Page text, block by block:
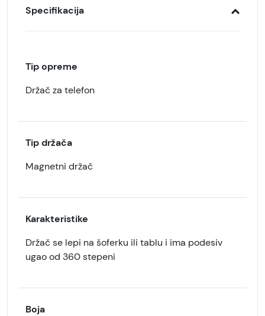
Specifikacija
Tip opreme
Držač za telefon
Tip držača
Magnetni držač
Karakteristike
Držač se lepi na šoferku ili tablu i ima podesiv
ugao od 360 stepeni
Boja